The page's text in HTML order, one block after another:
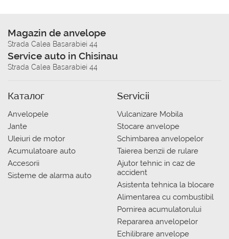
Magazin de anvelope
Strada Calea Basarabiei 44
Service auto in Chisinau
Strada Calea Basarabiei 44
Каталог
Anvelopele
Jante
Uleiuri de motor
Acumulatoare auto
Accesorii
Sisteme de alarma auto
Servicii
Vulcanizare Mobila
Stocare anvelope
Schimbarea anvelopelor
Taierea benzii de rulare
Ajutor tehnic in caz de
accident
Asistenta tehnica la blocare
Alimentarea cu combustibil
Pornirea acumulatorului
Repararea anvelopelor
Echilibrare anvelope